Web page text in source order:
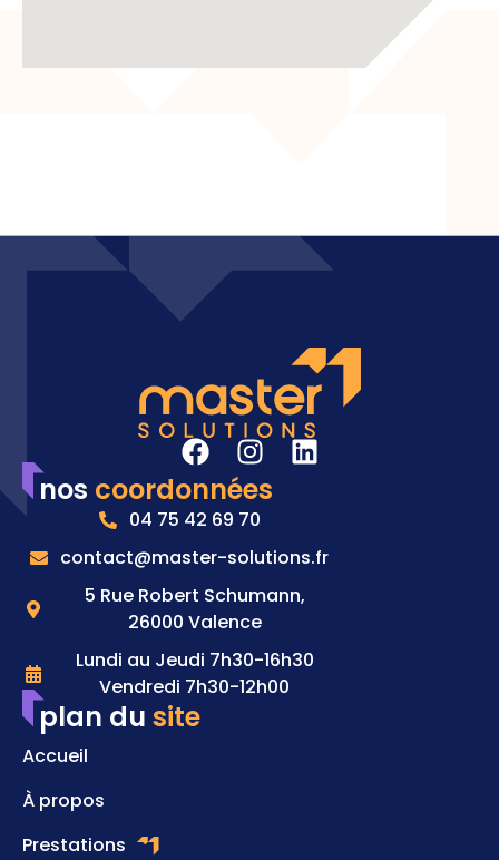
plan du site
Accueil
À propos
Prestations
nos coordonnées
04 75 42 69 70
contact@master-solutions.fr
5 Rue Robert Schumann,
26000 Valence
Lundi au Jeudi 7h30-16h30
Vendredi 7h30-12h00